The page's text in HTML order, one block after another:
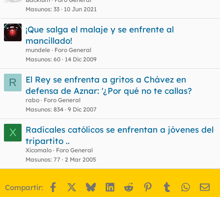
Masunos 33 10 Jun 2021
¡Que salga el malaje y se enfrente al
mancillado!
mundele
Foro General
Masunos 60 14 Dic 2009
R
El Rey se enfrenta a gritos a Chávez en
defensa de Aznar: '¿Por qué no te callas?
rabo
Foro General
Masunos 834 9 Dic 2007
X
Radicales católicos se enfrentan a jóvenes del
tripartito ..
Xicomalo
Foro General
Masunos 77 2 Mar 2005
Compartir: Facebook BlueskyLinkedIn
Reddit Pinterest
Tumblr